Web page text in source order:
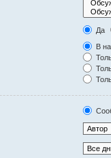
Да
В